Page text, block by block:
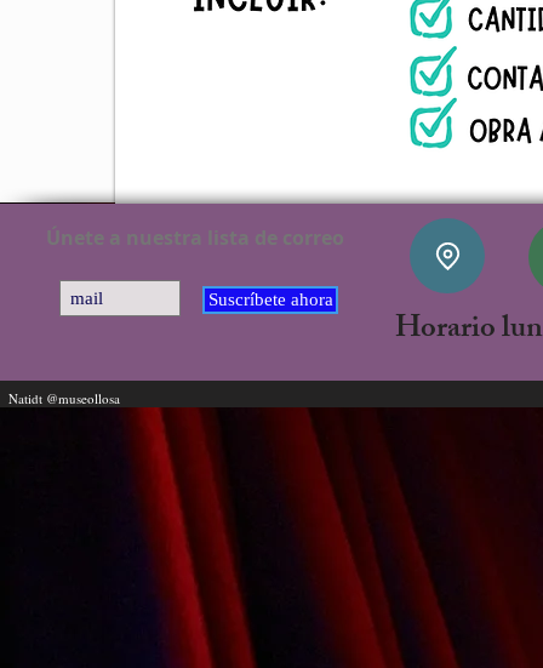
Únete a nuestra lista de correo
Suscríbete ahora
Horario
Natidt @museollosa